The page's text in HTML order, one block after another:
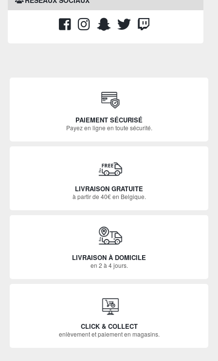
PAIEMENT SÉCURISÉ
Payez en ligne en toute sécurité.
LIVRAISON GRATUITE
à partir de 40€ en Belgique.
LIVRAISON À DOMICILE
en 2 à 4 jours.
CLICK & COLLECT
enlèvement et paiement en magasins.